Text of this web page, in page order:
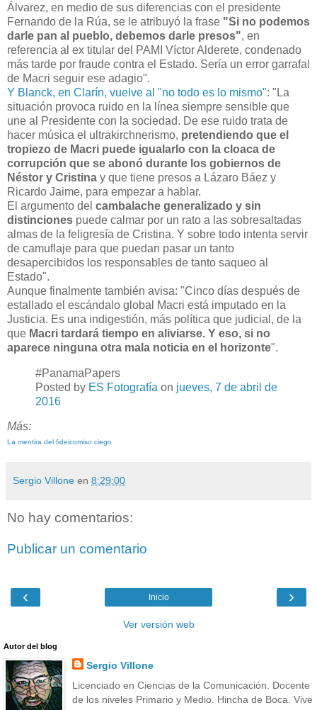
Álvarez, en medio de sus diferencias con el presidente
Fernando de la Rúa, se le atribuyó la frase "Si no podemos
darle pan al pueblo, debemos darle presos", en
referencia al ex titular del PAMI Víctor Alderete, condenado
más tarde por fraude contra el Estado. Sería un error garrafal
de Macri seguir ese adagio".
Y Blanck, en Clarín, vuelve al "no todo es lo mismo": "La
situación provoca ruido en la línea siempre sensible que
une al Presidente con la sociedad. De ese ruido trata de
hacer música el ultrakirchnerismo, pretendiendo que el
tropiezo de Macri puede igualarlo con la cloaca de
corrupción que se abonó durante los gobiernos de
Néstor y Cristina y que tiene presos a Lázaro Báez y
Ricardo Jaime, para empezar a hablar.
El argumento del cambalache generalizado y sin
distinciones puede calmar por un rato a las sobresaltadas
almas de la feligresía de Cristina. Y sobre todo intenta servir
de camuflaje para que puedan pasar un tanto
desapercibidos los responsables de tanto saqueo al
Estado".
Aunque finalmente también avisa: "Cinco días después de
estallado el escándalo global Macri está imputado en la
Justicia. Es una indigestión, más política que judicial, de la
que Macri tardará tiempo en aliviarse. Y eso, si no
aparece ninguna otra mala noticia en el horizonte".
#PanamaPapers
Posted by ES Fotografía on jueves, 7 de abril de
2016
Más:
La mentira del fideicomiso ciego
Sergio Villone en 8:29:00
No hay comentarios:
Publicar un comentario
‹ ›
Inicio
Ver versión web
Autor del blog
Sergio Villone
Licenciado en Ciencias de la Comunicación. Docente
de los niveles Primario y Medio. Hincha de Boca. Vive